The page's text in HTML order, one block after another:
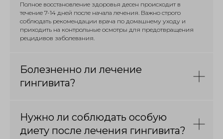
Полное восстановление здоровья десен происходит в
течение 7-14 дней после начала лечения. Важно строго
соблюдать рекомендации врача по домашнему уходу и
приходить на контрольные осмотры для предотвращения
рецидивов заболевания.
Болезненно ли лечение
гингивита?
Нужно ли соблюдать особую
диету после лечения гингивита?